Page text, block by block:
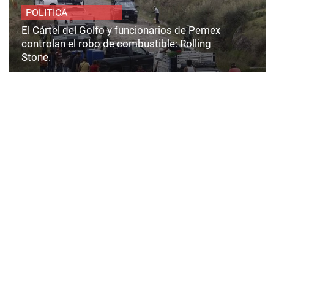
POLITICA
El Cártel del Golfo y funcionarios de Pemex
controlan el robo de combustible: Rolling
Stone.